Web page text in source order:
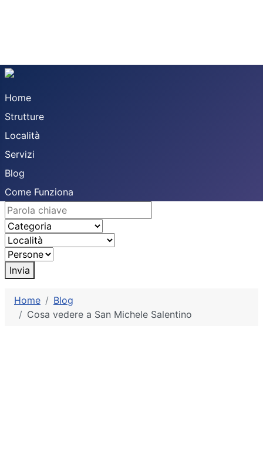
Home
Strutture
Località
Servizi
Blog
Come Funziona
Invia
Home
Blog
Cosa vedere a San Michele Salentino